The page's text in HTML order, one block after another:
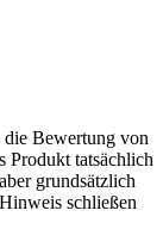
die Bewertung von
Produkt tatsächlich
grundsätzlich
Hinweis schließen